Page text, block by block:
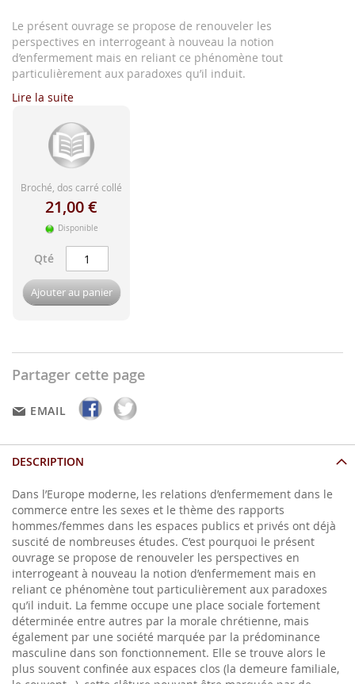
Le présent ouvrage se propose de renouveler les
perspectives en interrogeant à nouveau la notion
d’enfermement mais en reliant ce phénomène tout
particulièrement aux paradoxes qu’il induit.
Lire la suite
Broché, dos carré collé
21,00 €
Disponible
Qté
Ajouter au panier
Partager cette page
EMAIL
DESCRIPTION
Dans l’Europe moderne, les relations d’enfermement dans le
commerce entre les sexes et le thème des rapports
hommes/femmes dans les espaces publics et privés ont déjà
suscité de nombreuses études. C’est pourquoi le présent
ouvrage se propose de renouveler les perspectives en
interrogeant à nouveau la notion d’enfermement mais en
reliant ce phénomène tout particulièrement aux paradoxes
qu’il induit. La femme occupe une place sociale fortement
déterminée entre autres par la morale chrétienne, mais
également par une société marquée par la prédominance
masculine dans son fonctionnement. Elle se trouve alors le
plus souvent confinée aux espaces clos (la demeure familiale,